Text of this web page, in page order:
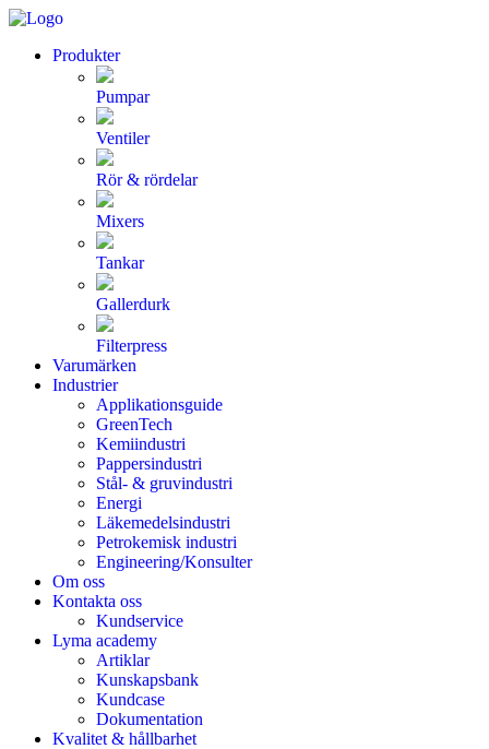
Produkter
Pumpar
Ventiler
Rör & rördelar
Mixers
Tankar
Gallerdurk
Filterpress
Varumärken
Industrier
Applikationsguide
GreenTech
Kemiindustri
Pappersindustri
Stål- & gruvindustri
Energi
Läkemedelsindustri
Petrokemisk industri
Engineering/Konsulter
Om oss
Kontakta oss
Kundservice
Lyma academy
Artiklar
Kunskapsbank
Kundcase
Dokumentation
Kvalitet & hållbarhet